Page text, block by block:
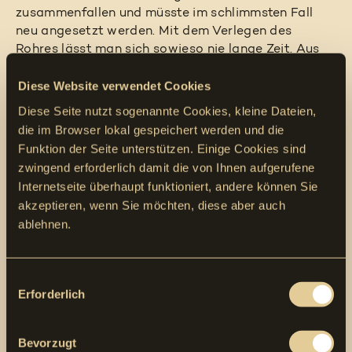
Diese Website verwendet Cookies
Diese Seite nutzt sogenannte Cookies, kleine Dateien,
die im Browser lokal gespeichert werden und die
Funktion der Seite unterstützen. Einige Cookies sind
zwingend erforderlich damit die von Ihnen aufgerufene
Internetseite überhaupt funktioniert, andere können Sie
akzeptieren, wenn Sie möchten, diese aber auch
ablehnen.
Selection
Erforderlich
Bevorzugt
zusammenfallen und müsste im schlimmsten Fall
neu angesetzt werden. Mit dem Verlegen des
Rohres lässt man sich sowieso nie lange Zeit. Aus
verschweissten Leitungen bereits am Rande des
Feldweges parat.
Plötzlich stoppen die Grabungsarbeiten. Edy
entdeckt einen grösseren Stein, der das Laufwerk
blockiert. Martin Scherrer begutachtet das Problem
und lässt die Fräse danach kurz in die
Gegenrichtung laufen, um diese wieder frei zu
bekommen. «Bei zu grossen Steinen muss aber ein
händisch», erklärt der Baggerfahrer, ehe er zurück in
die Fahrerkabine klettert.
Während sich das zweiköpfige MARTY-Team wieder